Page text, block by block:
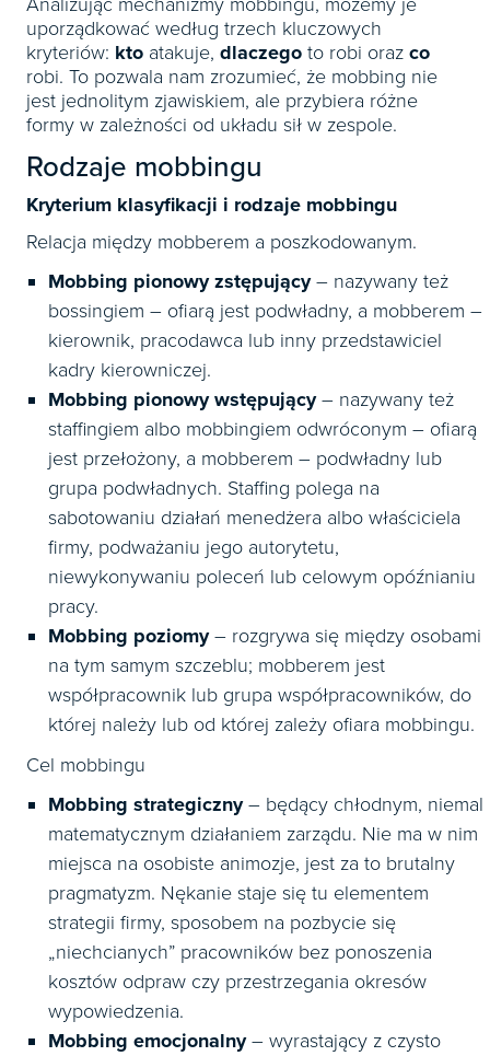
uporządkować według trzech kluczowych
kryteriów: kto atakuje, dlaczego to robi oraz co
robi. To pozwala nam zrozumieć, że mobbing nie
jest jednolitym zjawiskiem, ale przybiera różne
formy w zależności od układu sił w zespole.
Rodzaje mobbingu
Kryterium klasyfikacji i rodzaje mobbingu
Relacja między mobberem a poszkodowanym.
Mobbing pionowy zstępujący– nazywany też
bossingiem – ofiarą jest podwładny, a mobberem –
kierownik, pracodawca lub inny przedstawiciel
kadry kierowniczej.
Mobbing pionowy wstępujący– nazywany też
staffingiem albo mobbingiem odwróconym – ofiarą
jest przełożony, a mobberem – podwładny lub
grupa podwładnych. Staffing polega na
sabotowaniu działań menedżera albo właściciela
firmy, podważaniu jego autorytetu,
niewykonywaniu poleceń lub celowym opóźnianiu
pracy.
Mobbing poziomy– rozgrywa się między osobami
na tym samym szczeblu; mobberem jest
współpracownik lub grupa współpracowników, do
której należy lub od której zależy ofiara mobbingu.
Cel mobbingu
Mobbing strategiczny– będący chłodnym, niemal
matematycznym działaniem zarządu. Nie ma w nim
miejsca na osobiste animozje, jest za to brutalny
pragmatyzm. Nękanie staje się tu elementem
strategii firmy, sposobem na pozbycie się
„niechcianych” pracowników bez ponoszenia
kosztów odpraw czy przestrzegania okresów
wypowiedzenia.
Mobbing emocjonalny– wyrastający z czysto